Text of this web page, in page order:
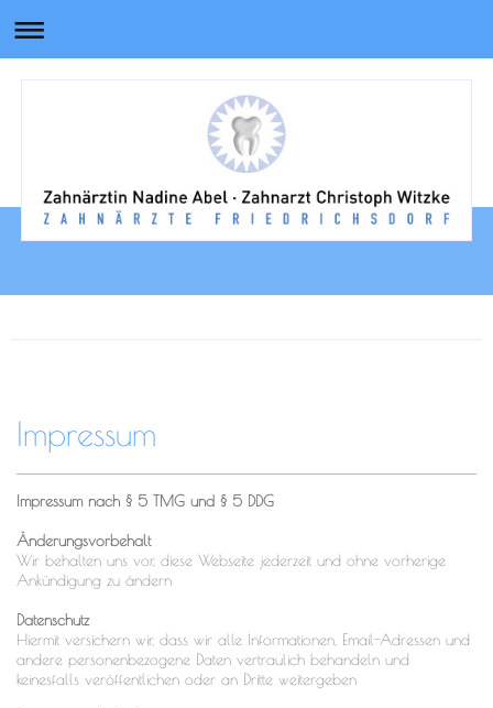
Impressum
Impressum nach § 5 TMG und § 5 DDG
Änderungsvorbehalt
Wir behalten uns vor, diese Webseite jederzeit und ohne vorherige
Ankündigung zu ändern
Datenschutz
Hiermit versichern wir, dass wir alle Informationen, Email-Adressen und
andere personenbezogene Daten vertraulich behandeln und
keinesfalls veröffentlichen oder an Dritte weitergeben